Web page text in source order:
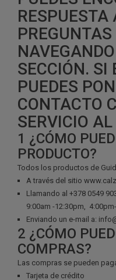
RESPUESTA
SECCIÓN. SI
PUEDES
CONTACTO
SERVICIO
1 ¿CÓMO
PRODUCTO?
Todos los productos de
A través del sitio
Llamando al +378 0549
9:00am -12:30pm,
Enviando un e-mail a:
2 ¿CÓMO
COMPRAS?
Las compras se pueden
Tarjeta de crédito